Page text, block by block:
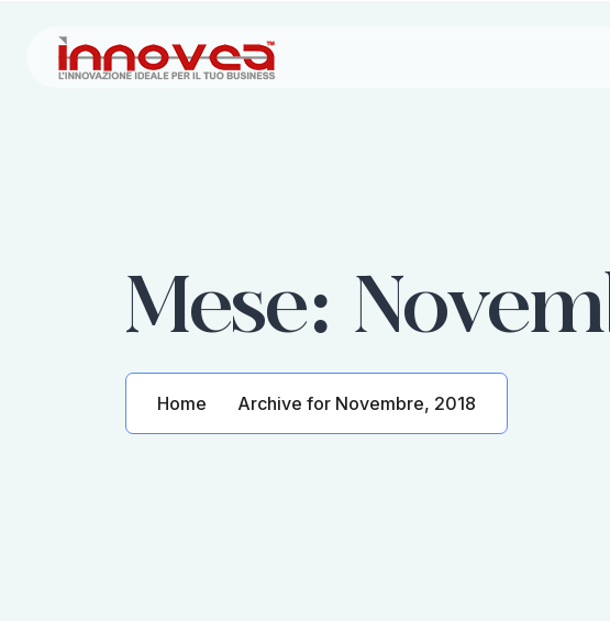
Mese:
Home Archive for Novembre, 2018